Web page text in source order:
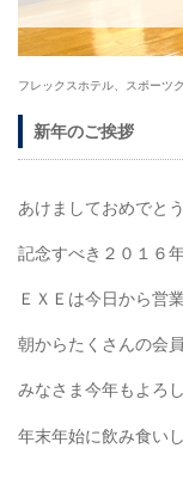
フレックスホテル、スポーツ
新年のご挨拶
あけましておめでと
記念すべき２０１６
ＥＸＥは今日から営
朝からたくさんの会
みなさま今年もよろ
年末年始に飲み食い